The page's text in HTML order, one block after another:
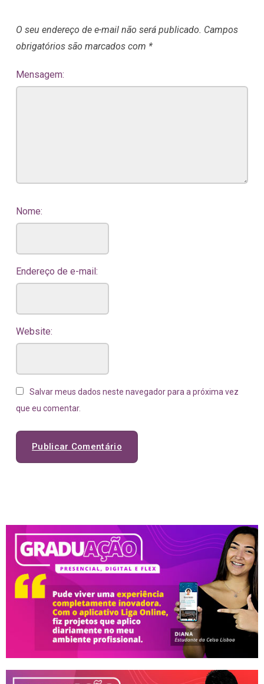
O seu endereço de e-mail não será publicado. Campos
obrigatórios são marcados com *
Mensagem:
Nome:
Endereço de e-mail:
Website:
Salvar meus dados neste navegador para a próxima vez
que eu comentar.